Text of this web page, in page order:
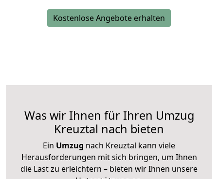
Kostenlose Angebote erhalten
Was wir Ihnen für Ihren Umzug
Kreuztal nach bieten
Ein Umzug nach Kreuztal kann viele
Herausforderungen mit sich bringen, um Ihnen
die Last zu erleichtern – bieten wir Ihnen unsere